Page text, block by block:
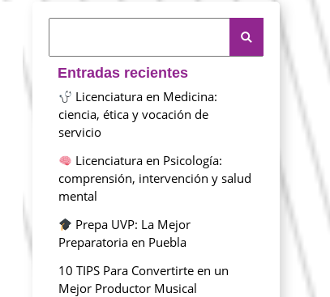
Entradas recientes
Licenciatura en Medicina:
ciencia, ética y vocación de
servicio
Licenciatura en Psicología:
comprensión, intervención y salud
mental
Prepa UVP: La Mejor
Preparatoria en Puebla
10 TIPS Para Convertirte en un
Mejor Productor Musical